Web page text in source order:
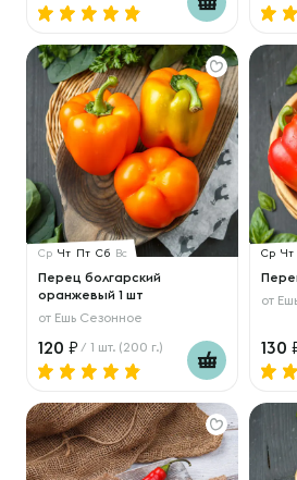
Ср Чт Пт Сб Вс
Перец болгарский
оранжевый 1 шт
от Ешь Сезонное
120 / 1 шт. (200 г.)
Ср Чт
от
130